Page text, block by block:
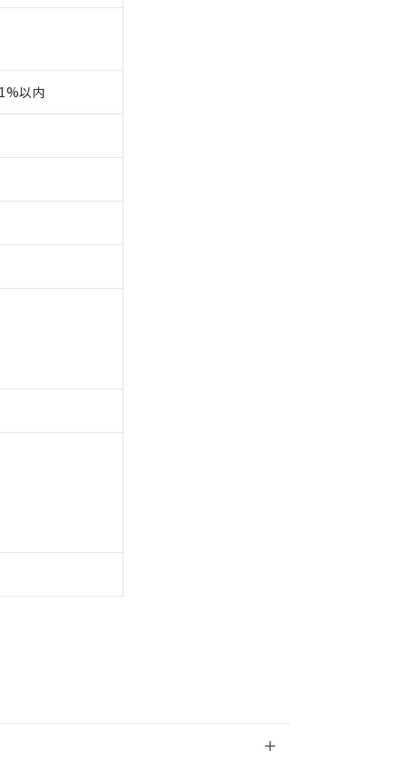
以内
関して"
す。
去に遡って非含有を証明するものではありません。
。
から、特段のことがない限り、2022年1月12日よ